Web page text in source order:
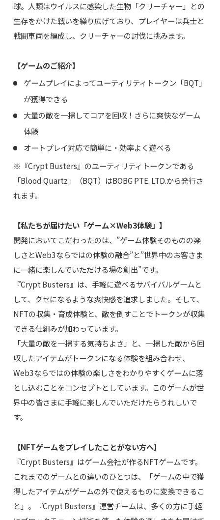
球。人類はウイルスに感染した生物「クリーチャー」との
生存をかけた戦いを繰り広げており、プレイヤーは兵士と
戦闘車両を編成し、クリーチャーの討伐に挑みます。
【ゲームのご紹介】
ゲームプレイによってユーティリティトークン「BQT」
が獲得できる
大量の敵を一掃してコアを回収！さらに爽快なゲーム
体験
オートプレイ対応で簡単に・効率よく遊べる
※『Crypt Busters』のユーティリティトークンである
「Blood Quartz」（BQT）はBOBG PTE. LTD.から発行さ
れます。
【私たちが届けたい「ゲーム×Web3体験」】
開発においてこだわったのは、”ゲーム体験そのものの楽
しさとWeb3ならではの体験の融合”と”世界中のお客さま
に一緒に楽しんでいただける場の創出”です。
『Crypt Busters』は、手軽に遊べるサバイバルゲームと
して、クセになるような爽快感を追求しました。そして、
NFTの収集・育成体験と、敵を倒すことでトークンが収集
できる仕組みが加わっています。
「大量の敵を一掃する気持ちよさ」と、一掃した敵から回
収したアイテムがトークンになる体験を組み合わせ、
Web3ならではの体験の楽しさをわかりやすくゲームに落
とし込むことをコンセプトとしています。このゲームが世
界中の皆さまに手軽に楽しんでいただけたらうれしいで
す。
【NFTゲームをプレイしたことがない方へ】
『Crypt Busters』はゲーム会社が作るNFTゲームです。
これまでのゲームとの違いのひとつは、「ゲームの中で獲
得したアイテムがゲームの外で使えるものに変換できるこ
と」。『Crypt Busters』運営チームは、多くの方に手軽